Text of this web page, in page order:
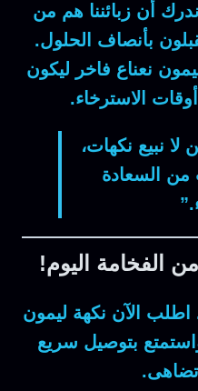
ندرك أن زبائننا هم من
بأنصاف الحلول.
نعناع فاخر ليكون
الاسترخاء.
لا نبيع نكهات،
السعادة
الفخامة اليوم!
الآن نكهة ليمون
بتوصيل سريع
تضاهى.